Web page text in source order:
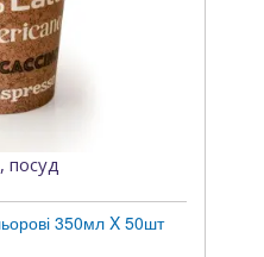
посуд
350мл X 50шт